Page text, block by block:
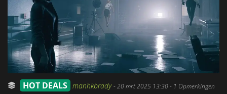
HOT DEALS manhkbrady-20 mrt 2025 13:30- 1 Opmerkingen